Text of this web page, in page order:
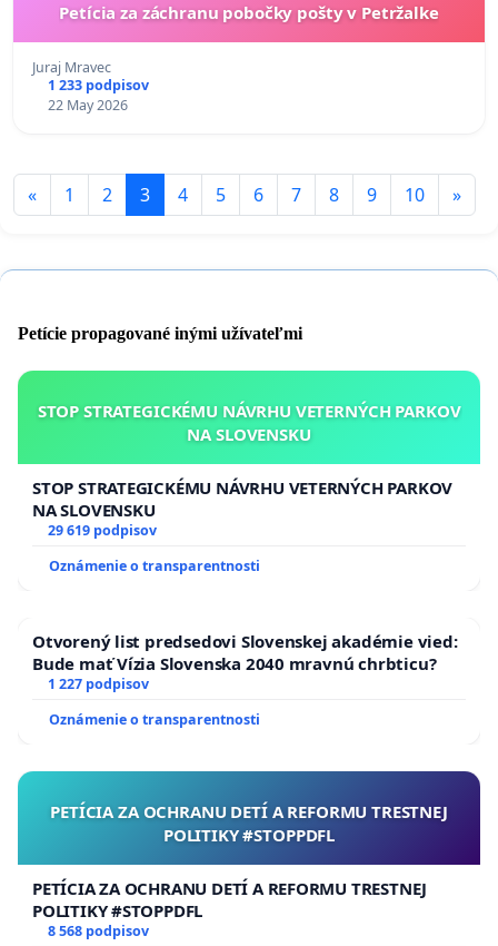
Petícia za záchranu pobočky pošty v Petržalke
Juraj Mravec
1 233 podpisov
22 May 2026
« 1 2 3 4 5 6 7 8 9 10 »
Petície propagované inými užívateľmi
STOP STRATEGICKÉMU NÁVRHU VETERNÝCH PARKOV
NA SLOVENSKU
STOP STRATEGICKÉMU NÁVRHU VETERNÝCH PARKOV
NA SLOVENSKU
29 619 podpisov
Oznámenie o transparentnosti
Otvorený list predsedovi Slovenskej akadémie vied:
Bude mať Vízia Slovenska 2040 mravnú chrbticu?
1 227 podpisov
Oznámenie o transparentnosti
PETÍCIA ZA OCHRANU DETÍ A REFORMU TRESTNEJ
POLITIKY #STOPPDFL
PETÍCIA ZA OCHRANU DETÍ A REFORMU TRESTNEJ
POLITIKY #STOPPDFL
8 568 podpisov